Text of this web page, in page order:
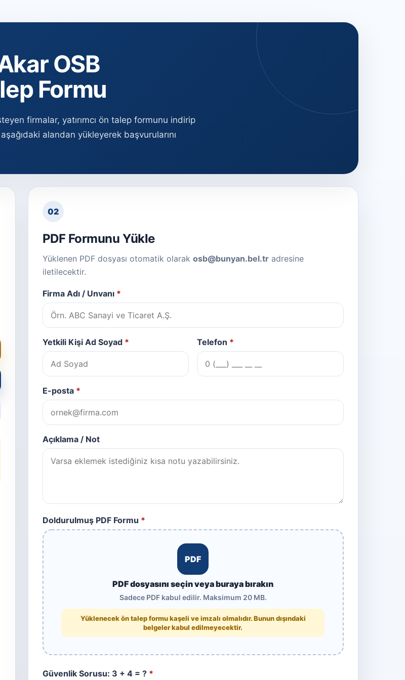
OSB
Formu
firmalar, yatırımcı ön talep formunu indirip
alandan yükleyerek başvurularını
02
PDF Formunu Yükle
Yüklenen PDF dosyası otomatik olarak osb@bunyan.bel.tradresine
iletilecektir.
Firma Adı / Unvanı *
Yetkili Kişi Ad Soyad * Telefon *
E-posta *
Açıklama / Not
Doldurulmuş PDF Formu *
PDF
PDF dosyasını seçin veya buraya bırakın
Sadece PDF kabul edilir. Maksimum 20 MB.
Yüklenecek ön talep formu kaşeli ve imzalı olmalıdır. Bunun dışındaki
belgeler kabul edilmeyecektir.
Güvenlik Sorusu: 3 + 4 = ? *